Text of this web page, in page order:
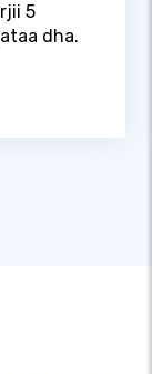
5
dha.